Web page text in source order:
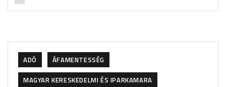
ADÓ
ÁFAMENTESSÉG
MAGYAR KERESKEDELMI ÉS IPARKAMARA